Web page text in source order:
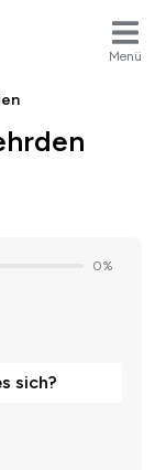
Menü